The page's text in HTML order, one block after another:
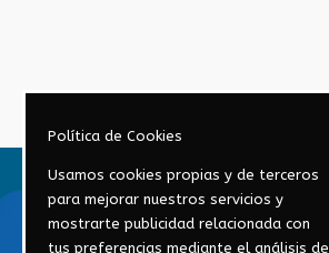
Política de Cookies
Usamos cookies propias y de terceros
para mejorar nuestros servicios y
mostrarte publicidad relacionada con
tus preferencias mediante el análisis de